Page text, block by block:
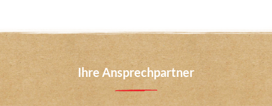
Ihre Ansprechpartner